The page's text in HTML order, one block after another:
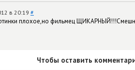
в 20:19 #
плохое,но фильмец
Чтобы оставить